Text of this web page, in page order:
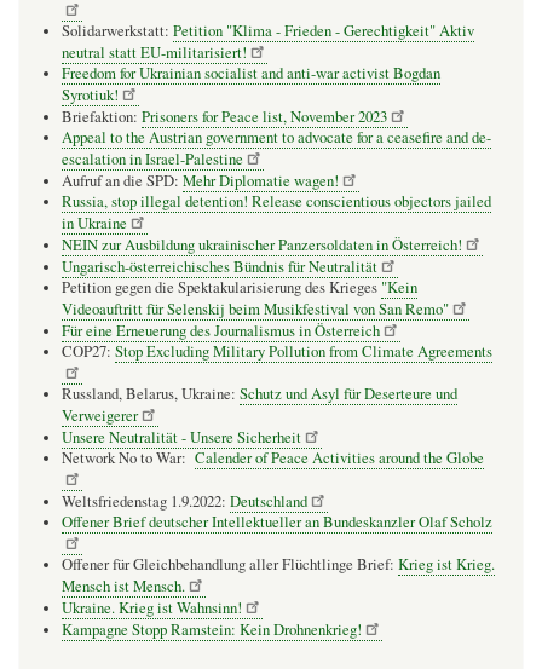
Solidarwerkstatt: Petition "Klima - Frieden - Gerechtigkeit" Aktiv
neutral statt EU-militarisiert!
Freedom for Ukrainian socialist and anti-war activist Bogdan
Syrotiuk!
Briefaktion: Prisoners for Peace list, November 2023
Appeal to the Austrian government to advocate for a ceasefire and de-
escalation in Israel-Palestine
Aufruf an die SPD: Mehr Diplomatie wagen!
Russia, stop illegal detention! Release conscientious objectors jailed
in Ukraine
NEIN zur Ausbildung ukrainischer Panzersoldaten in Österreich!
Ungarisch-österreichisches Bündnis für Neutralität
Petition gegen die Spektakularisierung des Krieges "Kein
Videoauftritt für Selenskij beim Musikfestival von San Remo"
Für eine Erneuerung des Journalismus in Österreich
COP27: Stop Excluding Military Pollution from Climate Agreements
Russland, Belarus, Ukraine: Schutz und Asyl für Deserteure und
Verweigerer
Unsere Neutralität - Unsere Sicherheit
Network No to War: Calender of Peace Activities around the Globe
Weltsfriedenstag 1.9.2022: Deutschland
Offener Brief deutscher Intellektueller an Bundeskanzler Olaf Scholz
Offener für Gleichbehandlung aller Flüchtlinge Brief: Krieg ist Krieg.
Mensch ist Mensch.
Ukraine. Krieg ist Wahnsinn!
Kampagne Stopp Ramstein: Kein Drohnenkrieg!